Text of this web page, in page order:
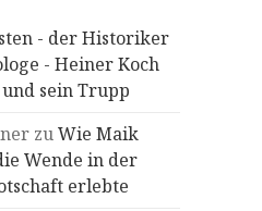
- der Historiker
- Heiner Koch
sein Trupp
zuWie Maik
Wende in der
erlebte